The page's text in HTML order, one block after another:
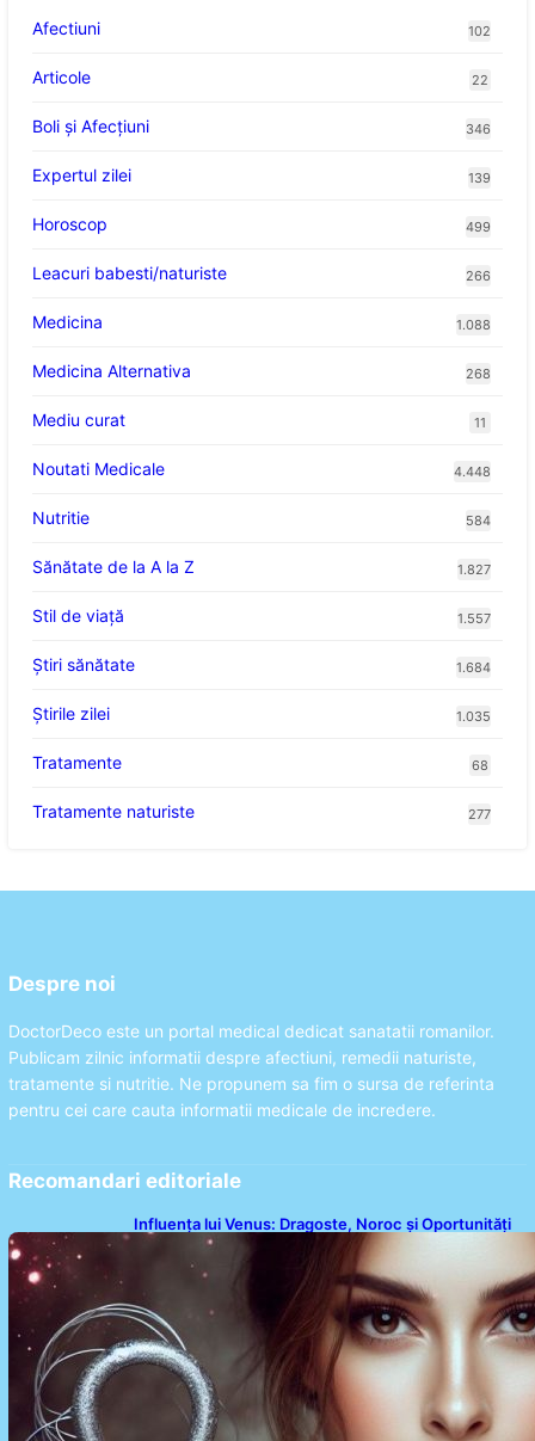
Afectiuni
102
Articole 22
Boli și Afecțiuni 346
Expertul zilei 139
Horoscop 499
Leacuri babesti/naturiste 266
Medicina 1.088
Medicina Alternativa 268
Mediu curat 11
Noutati Medicale 4.448
Nutritie 584
Sănătate de la A la Z 1.827
Stil de viaţă 1.557
Ştiri sănătate 1.684
Știrile zilei 1.035
Tratamente 68
Tratamente naturiste 277
Despre noi
DoctorDeco este un portal medical dedicat sanatatii romanilor.
Publicam zilnic informatii despre afectiuni, remedii naturiste,
tratamente si nutritie. Ne propunem sa fim o sursa de referinta
pentru cei care cauta informatii medicale de incredere.
Recomandari editoriale
Influența lui Venus: Dragoste, Noroc și Oportunități
pentru Tauri și Balanțe în Weekendul 8-9 August